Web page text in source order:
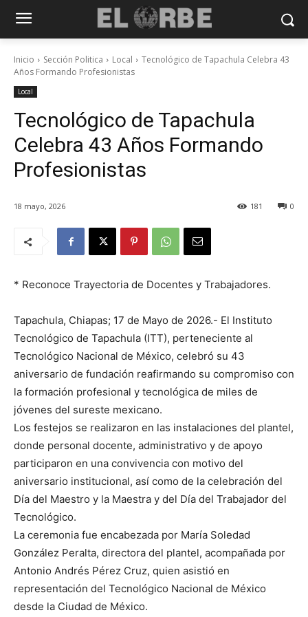
Inicio Sección Politica Local
Tecnológico de Tapachula Celebra 43
Años Formando Profesionistas
Local
Tecnológico de Tapachula
Celebra 43 Años Formando
Profesionistas
18 mayo, 2026 0
181
* Reconoce Trayectoria de Docentes y Trabajadores.
Tapachula, Chiapas; 17 de Mayo de 2026.- El Instituto
Tecnológico de Tapachula (ITT), perteneciente al
Tecnológico Nacional de México, celebró su 43
aniversario de fundación reafirmando su compromiso con
la formación profesional y tecnológica de miles de
jóvenes del sureste mexicano.
Los festejos se realizaron en las instalaciones del plantel,
donde personal docente, administrativo y de apoyo
participaron en una convivencia con motivo del
aniversario institucional, así como de la celebración del
Día del Maestro y la Maestra y del Día del Trabajador del
Tecnológico.
La ceremonia fue encabezada por María Soledad
González Peralta, directora del plantel, acompañada por
Antonio Andrés Pérez Cruz, quien asistió en
representación del Tecnológico Nacional de México
desde la Ciudad de México.